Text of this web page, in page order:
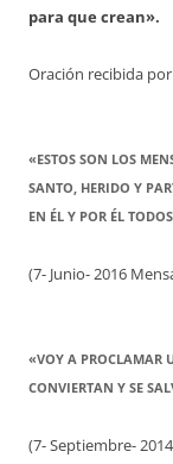
para que crean».
Oración recibida
«ESTOS SON LOS
SANTO, HERIDO Y
EN ÉL Y POR ÉL
(7- Junio- 2016
«VOY A PROCLAMAR
CONVIERTAN Y SE
(7- Septiembre-